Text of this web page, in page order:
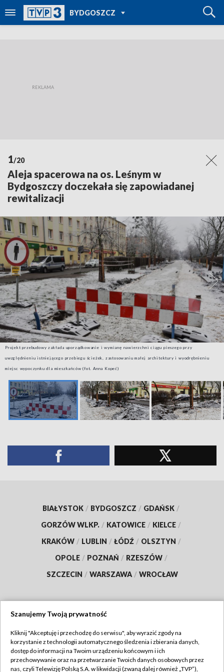
BYDGOSZCZ
TVP REGIONY
1/20
Aleja spacerowa na os. Leśnym w
Bydgoszczy doczekała się zapowiadanej
rewitalizacji
Projekt przebudowy zakłada uporządkowanie i wymianę nawierzchni ciągu pieszego przy
uwzględnieniu istniejącego przebiegu ścieżek, zastosowaniu małej architektury i wyodrębnieniu
miejsc wypoczynku dla mieszkańców (fot. Anna Kopeć)
BIAŁYSTOK / BYDGOSZCZ / GDAŃSK /
GORZÓW WLKP. / KATOWICE / KIELCE /
KRAKÓW / LUBLIN / ŁÓDŹ / OLSZTYN /
OPOLE / POZNAŃ / RZESZÓW /
SZCZECIN / WARSZAWA / WROCŁAW
TVP
Abonament TVP
Regulamin TVP
Szanujemy Twoją prywatność
Kliknij "Akceptuję i przechodzę do serwisu", aby wyrazić zgody na
korzystanie z technologii automatycznego śledzenia i zbierania danych,
dostęp do informacji na Twoim urządzeniu końcowym i ich
przechowywanie oraz na przetwarzanie Twoich danych osobowych przez
nas, czyli Telewizję Polską S.A. w likwidacji (zwaną dalej również „TVP”),